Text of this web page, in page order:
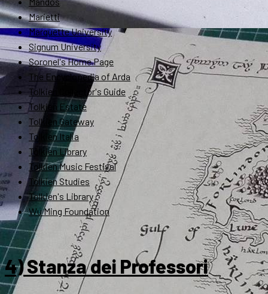
Marietti
Marquette University
Signum University
Soronel's Home Page
The Encyclopedia of Arda
Tolkien Collector's Guide
Tolkien Estate
Tolkien Gateway
Tolkien Italia
Tolkien Library
Tolkien Music Festival
Tolkien Studies
Tolkien's Library
Wu Ming Foundation
4) Stanza dei Professori